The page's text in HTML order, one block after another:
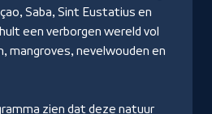
Saba, Sint Eustatius en
een verborgen wereld vol
mangroves, nevelwouden en
zien dat deze natuur